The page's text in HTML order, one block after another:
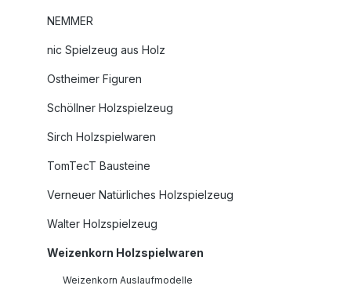
NEMMER
nic Spielzeug aus Holz
Ostheimer Figuren
Schöllner Holzspielzeug
Sirch Holzspielwaren
TomTecT Bausteine
Verneuer Natürliches Holzspielzeug
Walter Holzspielzeug
Weizenkorn Holzspielwaren
Weizenkorn Auslaufmodelle